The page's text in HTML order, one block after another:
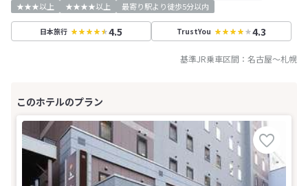
★★★以上
★★★★以上 最寄り駅より徒歩5分以内
日本旅行 4.5 TrustYou 4.3
基準JR乗車区間： 名古屋～札幌